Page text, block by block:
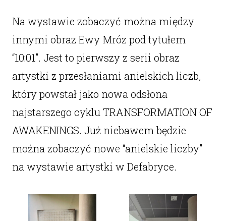
Na wystawie zobaczyć można między
innymi obraz Ewy Mróz pod tytułem
“10:01”. Jest to pierwszy z serii obraz
artystki z przesłaniami anielskich liczb,
który powstał jako nowa odsłona
najstarszego cyklu TRANSFORMATION OF
AWAKENINGS. Już niebawem będzie
można zobaczyć nowe “anielskie liczby”
na wystawie artystki w Defabryce.